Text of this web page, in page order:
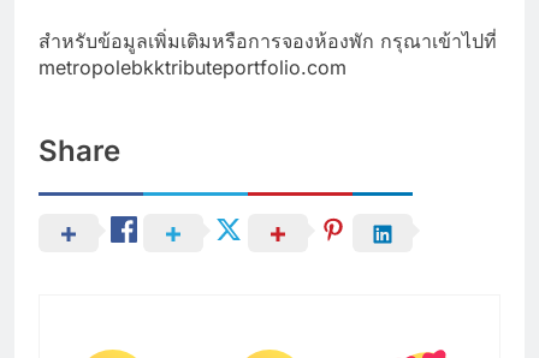
สำหรับข้อมูลเพิ่มเติมหรือการจองห้องพัก กรุณาเข้าไปที่
metropolebkktributeportfolio.com
Share